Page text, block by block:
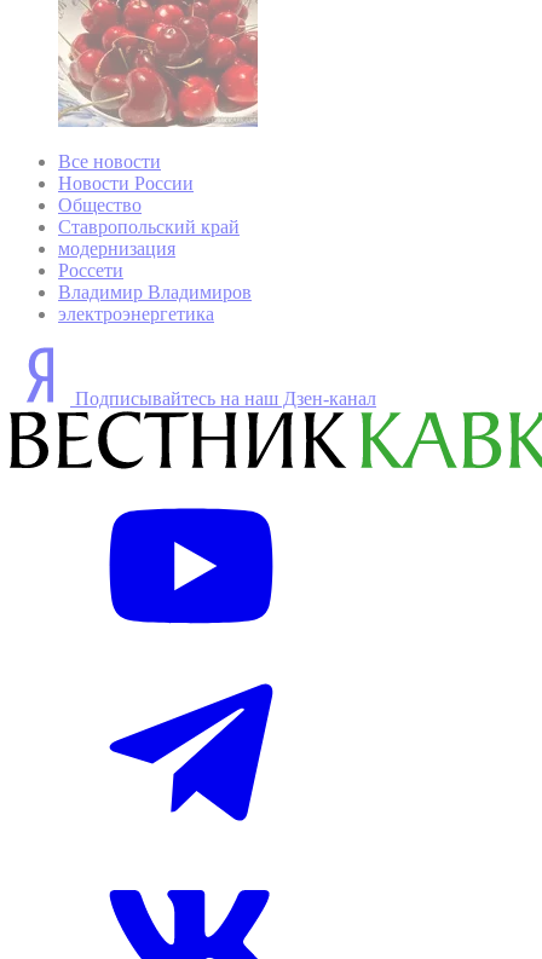
Все новости
Новости России
Общество
Ставропольский край
модернизация
Россети
Владимир Владимиров
электроэнергетика
Подписывайтесь на наш Дзен-канал